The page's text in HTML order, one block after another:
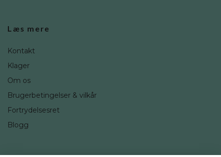
Læs mere
Kontakt
Klager
Om os
Brugerbetingelser & vilkår
Fortrydelsesret
Blogg